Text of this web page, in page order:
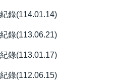
錄(114.01.14)
錄(113.06.21)
錄(113.01.17)
錄(112.06.15)